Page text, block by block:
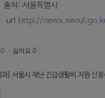
출처: 서울특별시
url http://
0 싫어요 0